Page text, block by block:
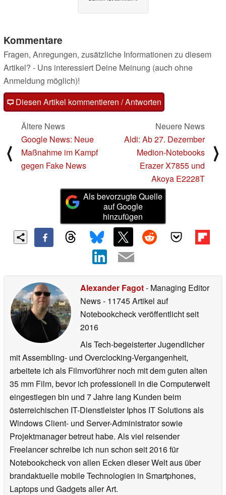
Kommentare
Fragen, Anregungen, zusätzliche Informationen zu diesem
Artikel? - Uns interessiert Deine Meinung (auch ohne
Anmeldung möglich)!
Diesen Artikel kommentieren / Antworten
⟨
Ältere News
Google News: Neue
Maßnahme im Kampf
gegen Fake News
Neuere News
Aldi: Ab 27. Dezember
Medion-Notebooks
Erazer X7855 und
Akoya E2228T
⟩
Als bevorzugte Quelle
auf Google
hinzufügen
Alexander Fagot- Managing Editor
News- 11745 Artikel auf
Notebookcheck veröffentlichtseit
2016
Als Tech-begeisterter Jugendlicher
mit Assembling- und Overclocking-Vergangenheit,
arbeitete ich als Filmvorführer noch mit dem guten alten
35 mm Film, bevor ich professionell in die Computerwelt
eingestiegen bin und 7 Jahre lang Kunden beim
österreichischen IT-Dienstleister Iphos IT Solutions als
Windows Client- und Server-Administrator sowie
Projektmanager betreut habe. Als viel reisender
Freelancer schreibe ich nun schon seit 2016 für
Notebookcheck von allen Ecken dieser Welt aus über
brandaktuelle mobile Technologien in Smartphones,
Laptops und Gadgets aller Art.